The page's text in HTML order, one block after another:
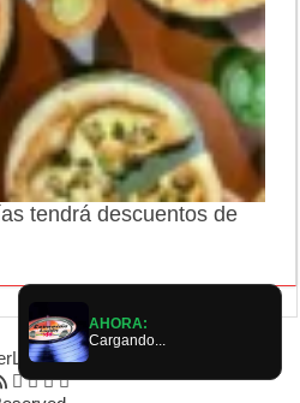
tendrá descuentos de
|
AHORA:
Cargando...